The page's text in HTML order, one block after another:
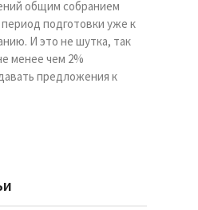
общим собранием
подготовки уже к
И это не шутка, так
менее чем 2%
предложения к